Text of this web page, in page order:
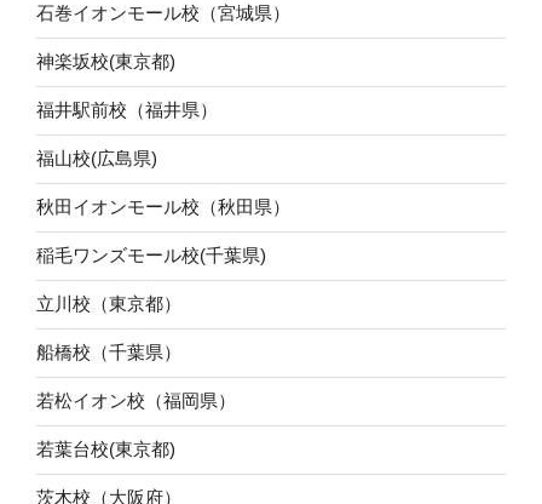
石巻イオンモール校（宮城県）
神楽坂校(東京都)
福井駅前校（福井県）
福山校(広島県)
秋田イオンモール校（秋田県）
稲毛ワンズモール校(千葉県)
立川校（東京都）
船橋校（千葉県）
若松イオン校（福岡県）
若葉台校(東京都)
茨木校（大阪府）